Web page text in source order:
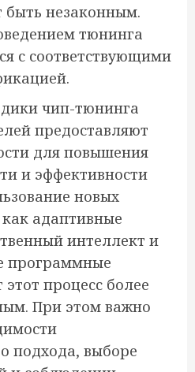
незаконным.
тюнинга
с соответствующими
чип-тюнинга
предоставляют
для повышения
и эффективности
новых
адаптивные
интеллект и
программные
процесс более
При этом важно
подхода, выборе